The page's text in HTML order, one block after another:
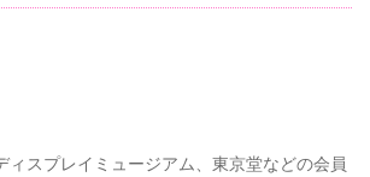
スプレイミュージアム、東京堂などの会員